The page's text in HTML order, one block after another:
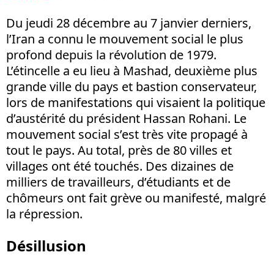
Du jeudi 28 décembre au 7 janvier derniers,
l’Iran a connu le mouvement social le plus
profond depuis la révolution de 1979.
L’étincelle a eu lieu à Mashad, deuxième plus
grande ville du pays et bastion conservateur,
lors de manifestations qui visaient la politique
d’austérité du président Hassan Rohani. Le
mouvement social s’est très vite propagé à
tout le pays. Au total, près de 80 villes et
villages ont été touchés. Des dizaines de
milliers de travailleurs, d’étudiants et de
chômeurs ont fait grève ou manifesté, malgré
la répression.
Désillusion